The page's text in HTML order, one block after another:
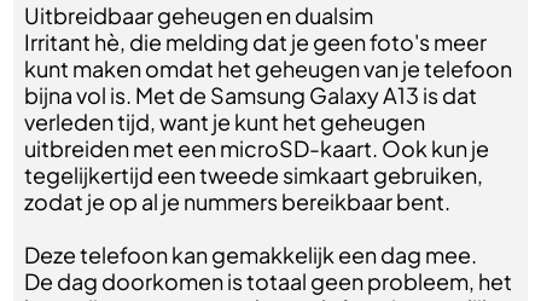
Uitbreidbaar geheugen en dualsim
Irritant hè, die melding dat je geen foto's meer
kunt maken omdat het geheugen van je telefoon
bijna vol is. Met de Samsung Galaxy A13 is dat
verleden tijd, want je kunt het geheugen
uitbreiden met een microSD-kaart. Ook kun je
tegelijkertijd een tweede simkaart gebruiken,
zodat je op al je nummers bereikbaar bent.
Deze telefoon kan gemakkelijk een dag mee.
De dag doorkomen is totaal geen probleem, het